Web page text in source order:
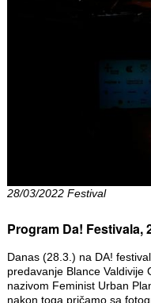
28/03/2022 Festival
Program Da! Festivala,
Danas (28.3.) na DA!
predavanje Blance Valdivije
nazivom Feminist Urban
nakon toga pričamo sa